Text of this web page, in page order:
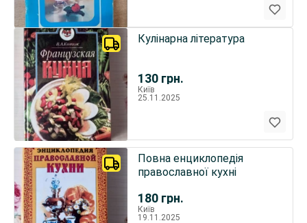
130 грн.
Кулінарна література
Київ
25.11.2025
180 грн.
Повна енциклопедія
православної кухні
Київ
19.11.2025